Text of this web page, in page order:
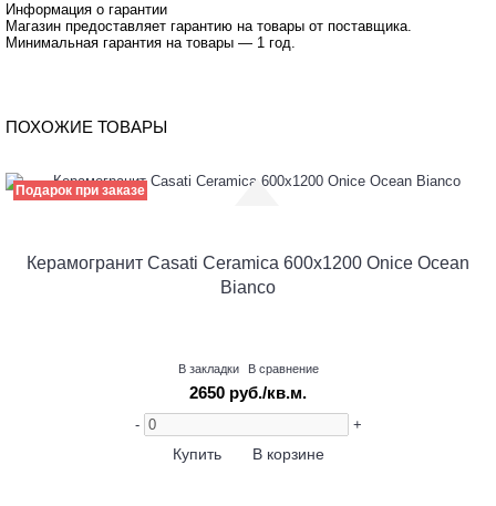
Информация о гарантии
Магазин предоставляет гарантию на товары от поставщика.
Минимальная гарантия на товары — 1 год.
ПОХОЖИЕ ТОВАРЫ
Подарок при заказе
Керамогранит Casati Ceramica 600х1200 Onice Ocean
Bianco
В закладки В сравнение
2650 руб./кв.м.
- +
Купить В корзине